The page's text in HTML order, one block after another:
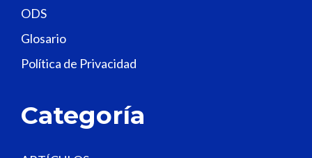
e
d
b
n
ODS
Glosario
Política de Privacidad
Categoría